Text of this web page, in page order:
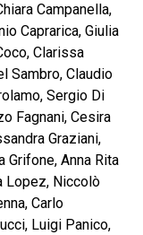
Campanella,
Caprarica, Giulia
Clarissa
Sambro, Claudio
Sergio Di
Fagnani, Cesira
Graziani,
Grifone, Anna Rita
Lopez, Niccolò
Carlo
Luigi Panico,